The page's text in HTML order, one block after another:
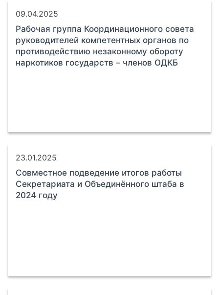
09.04.2025
Рабочая группа Координационного совета
руководителей компетентных органов по
противодействию незаконному обороту
наркотиков государств – членов ОДКБ
23.01.2025
Совместное подведение итогов работы
Секретариата и Объединённого штаба в
2024 году